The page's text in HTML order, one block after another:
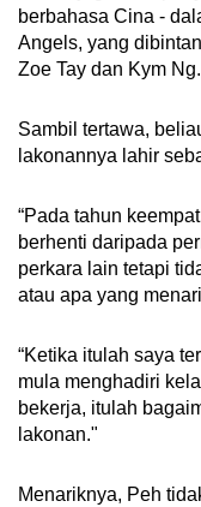
berbahasa Cina -
Angels, yang
Zoe Tay dan Kym Ng.
Sambil tertawa,
lakonannya lahir
“Pada tahun
berhenti daripada
perkara lain tetapi
atau apa yang
“Ketika itulah saya
mula menghadiri
bekerja, itulah
lakonan."
Menariknya, Peh